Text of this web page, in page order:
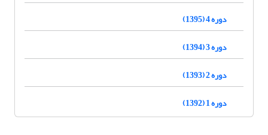
دوره 4 (1395)
دوره 3 (1394)
دوره 2 (1393)
دوره 1 (1392)